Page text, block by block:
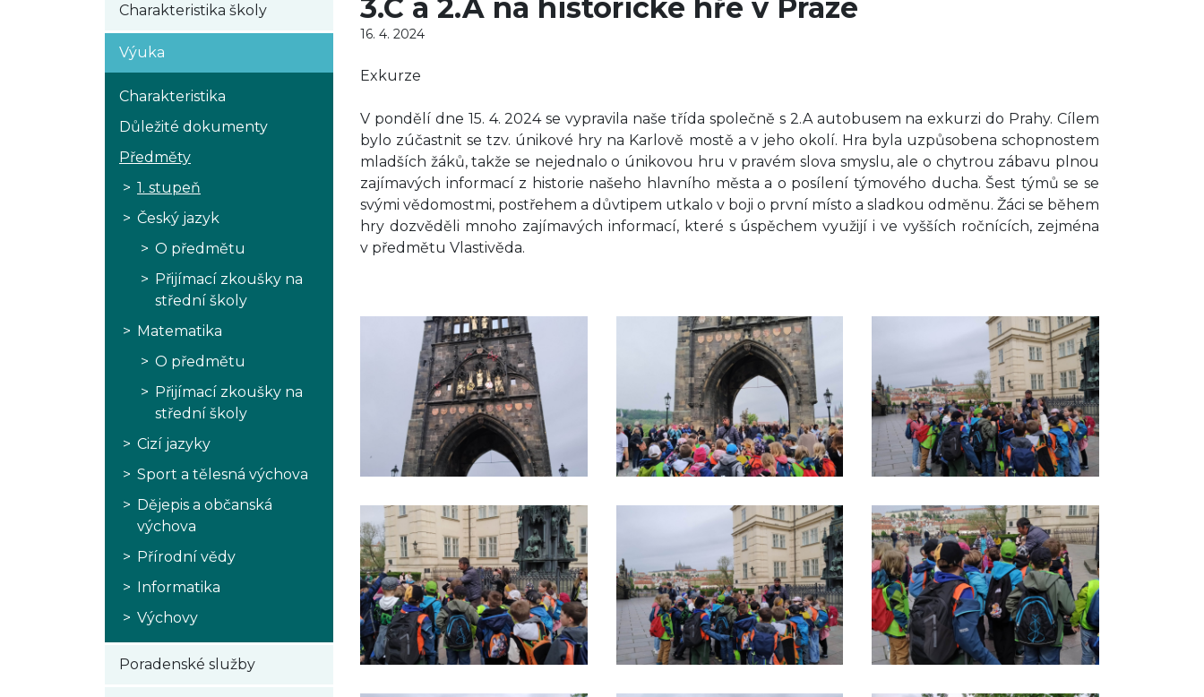
Charakteristika školy
Výuka
Charakteristika
Důležité dokumenty
Předměty
1. stupeň
Český jazyk
O předmětu
Přijímací zkoušky na
střední školy
Matematika
O předmětu
Přijímací zkoušky na
střední školy
Cizí jazyky
Sport a tělesná výchova
Dějepis a občanská
výchova
Přírodní vědy
Informatika
Výchovy
Poradenské služby
3.C a 2.A na historické hře v Praze
16. 4. 2024
Exkurze
V pondělí dne 15. 4. 2024 se vypravila naše třída společně s 2.A autobusem na exkurzi do Prahy. Cílem
bylo zúčastnit se tzv. únikové hry na Karlově mostě a v jeho okolí. Hra byla uzpůsobena schopnostem
mladších žáků, takže se nejednalo o únikovou hru v pravém slova smyslu, ale o chytrou zábavu plnou
zajímavých informací z historie našeho hlavního města a o posílení týmového ducha. Šest týmů se se
svými vědomostmi, postřehem a důvtipem utkalo v boji o první místo a sladkou odměnu. Žáci se během
hry dozvěděli mnoho zajímavých informací, které s úspěchem využijí i ve vyšších ročnících, zejména
v předmětu Vlastivěda.